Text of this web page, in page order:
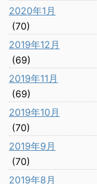
2020年1月
(70)
2019年12月
(69)
2019年11月
(69)
2019年10月
(70)
2019年9月
(70)
2019年8月